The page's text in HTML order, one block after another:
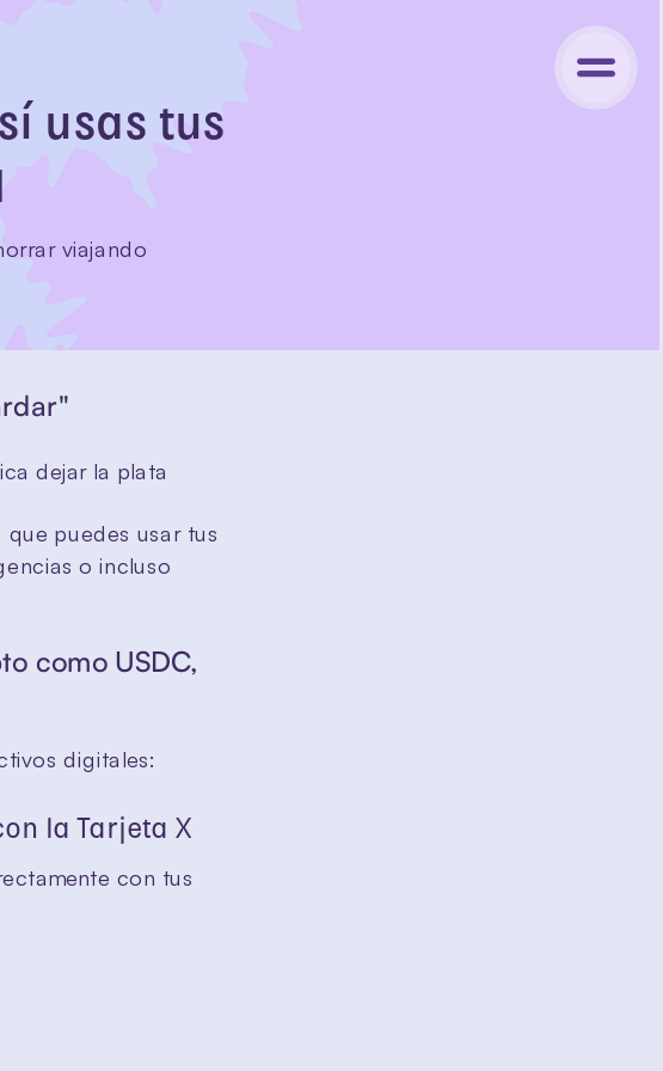
usas tus
viajando
dejar la plata
puedes usar tus
o incluso
como USDC,
digitales:
la Tarjeta X
con tus